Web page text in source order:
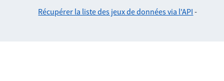
Récupérer la liste des jeux de données via l'API -